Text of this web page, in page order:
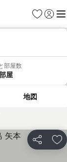
お気に入り
ログイ
メ
部屋数
屋
地図
シェア お